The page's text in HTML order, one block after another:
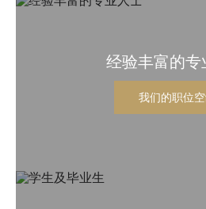
经验丰富的专
我们的职位